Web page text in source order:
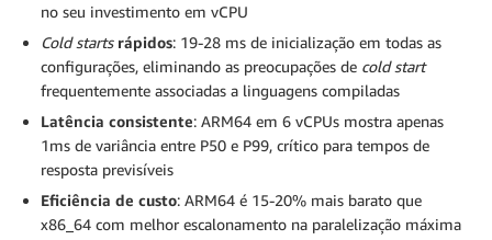
no seu investimento em vCPU
Cold startsrápidos: 19-28 ms de inicialização em todas as
configurações, eliminando as preocupações de cold start
frequentemente associadas a linguagens compiladas
Latência consistente: ARM64 em 6 vCPUs mostra apenas
1ms de variância entre P50 e P99, crítico para tempos de
resposta previsíveis
Eficiência de custo: ARM64 é 15-20% mais barato que
x86_64 com melhor escalonamento na paralelização máxima